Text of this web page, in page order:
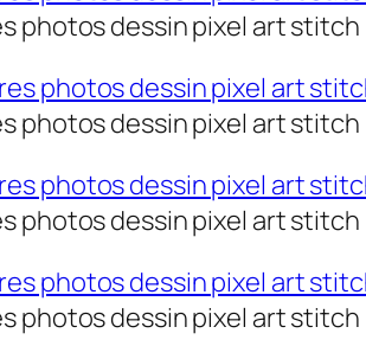
photos dessin pixel art stitch
photos dessin pixel art stitch
photos dessin pixel art stitch
photos dessin pixel art stitch